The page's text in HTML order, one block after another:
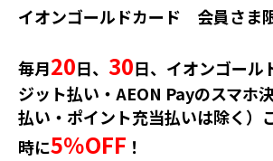
イオンゴールドカード 会員さま
毎月20日、 30日、 イオンゴール
ジット払い・AEON Payのスマホ
払い ・ポイント充当払いは除く）
時に5％OFF ！